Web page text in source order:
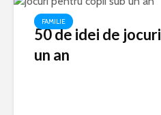
FAMILIE
50 de idei de
un an